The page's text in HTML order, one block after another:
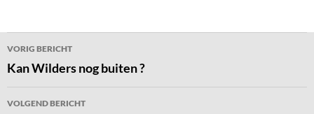
Bericht
navigatie
VORIG BERICHT
Kan Wilders nog buiten ?
VOLGEND BERICHT